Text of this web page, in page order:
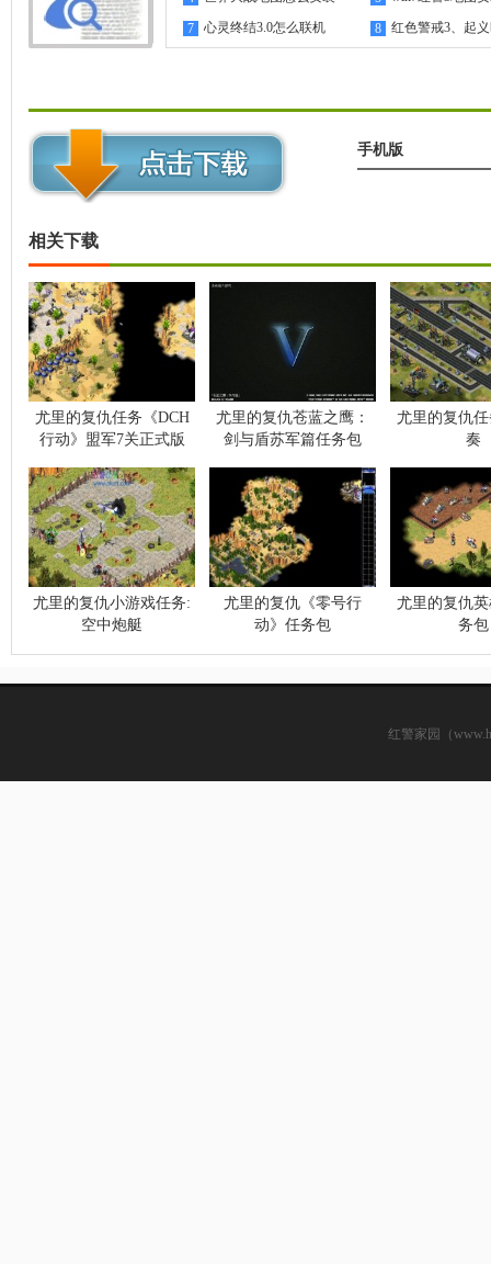
7 心灵终结3.0怎么联机 8
红色警戒3、起
手机版
相关下载
尤里的复仇任务《DCH
行动》盟军7关正式版
尤里的复仇苍蓝之鹰：
剑与盾苏军篇任务包
尤里的复仇
奏
尤里的复仇小游戏任务:
空中炮艇
尤里的复仇《零号行
动》任务包
尤里的复仇
务包
红警家园（